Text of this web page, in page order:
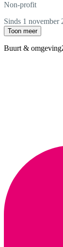
Non-profit
Sinds 1 november
Toon meer
Buurt & omgeving